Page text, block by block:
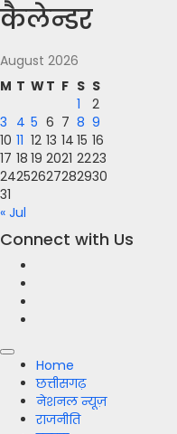
कैलेन्डर
August 2026
M T WT F S S
1
2
3 4 5 6 7 8 9
10 11 12 13 14 15 16
17 18 19 2021 2223
24252627282930
31
« Jul
Connect with Us
Primary
Menu
Home
छत्तीसगढ़
नेशनल न्यूज़
राजनीति